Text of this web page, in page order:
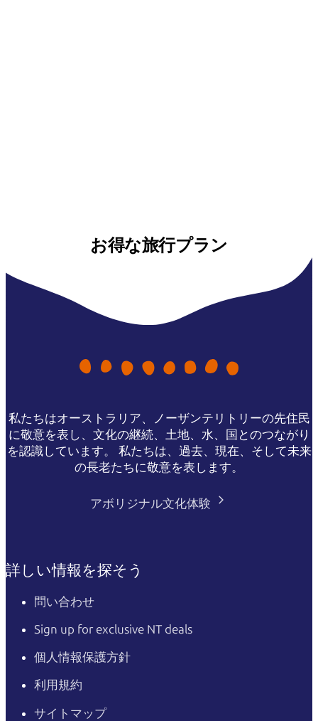
お得な旅行プラン
私たちはオーストラリア、ノーザンテリトリーの先住民
に敬意を表し、文化の継続、土地、水、国とのつながり
を認識しています。 私たちは、過去、現在、そして未来
の長老たちに敬意を表します。
アボリジナル文化体験
詳しい情報を探そう
問い合わせ
Sign up for exclusive NT deals
個人情報保護方針
利用規約
サイトマップ